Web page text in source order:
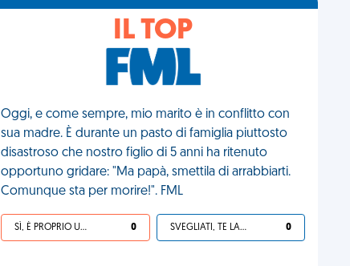
IL TOP
Oggi, e come sempre, mio marito è in conflitto con
sua madre. È durante un pasto di famiglia piuttosto
disastroso che nostro figlio di 5 anni ha ritenuto
opportuno gridare: "Ma papà, smettila di arrabbiarti.
Comunque sta per morire!". FML
SÌ, È PROPRIO UNA VDM! 0 SVEGLIATI, TE LA SEI CERCATA! 0